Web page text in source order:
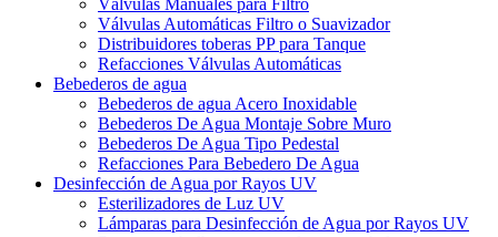
Válvulas Manuales para Filtro
Válvulas Automáticas Filtro o Suavizador
Distribuidores toberas PP para Tanque
Refacciones Válvulas Automáticas
Bebederos de agua
Bebederos de agua Acero Inoxidable
Bebederos De Agua Montaje Sobre Muro
Bebederos De Agua Tipo Pedestal
Refacciones Para Bebedero De Agua
Desinfección de Agua por Rayos UV
Esterilizadores de Luz UV
Lámparas para Desinfección de Agua por Rayos UV